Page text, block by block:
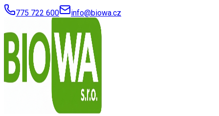
775 722 600 info@biowa.cz